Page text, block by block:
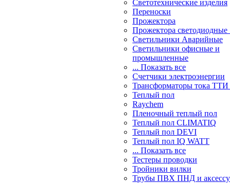
Светотехнические изделия
Переноски
Прожектора
Прожектора
Светильники Аварийные
Светильники офисные и
промышленные
... Показать все
Счетчики электроэнергии
Трансформаторы тока
Теплый пол
Raychem
Пленочный теплый пол
Теплый пол CLIMATIQ
Теплый пол DEVI
Теплый пол IQ WATT
... Показать все
Тестеры проводки
Тройники вилки
Трубы ПВХ ПНД и